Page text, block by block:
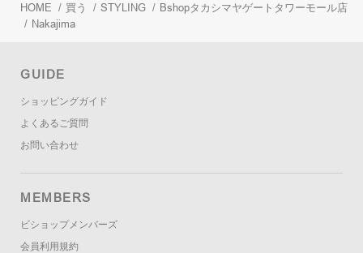
HOME / 買う / STYLING / Bshopタカシマヤゲートタワーモール店
/ Nakajima
GUIDE
ショッピングガイド
よくあるご質問
お問い合わせ
MEMBERS
ビショップメンバーズ
会員利用規約